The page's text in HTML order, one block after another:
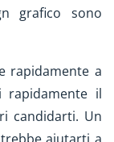
grafico sono
rapidamente a
rapidamente il
candidarti. Un